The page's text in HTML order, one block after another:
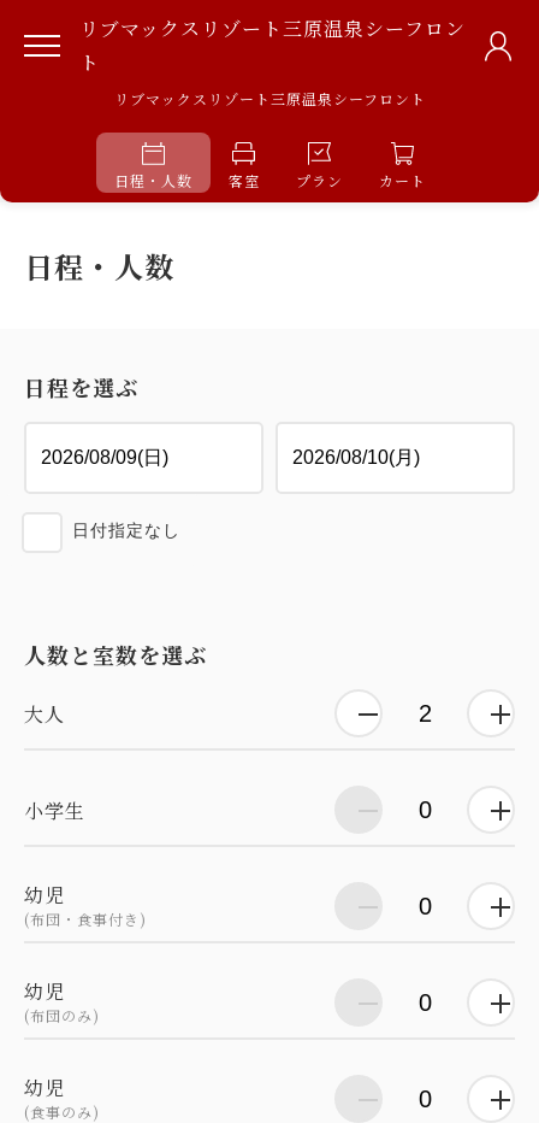
リブマックスリゾート三原温泉シーフロン
ト
リブマックスリゾート三原温泉シーフロント
日程・人数 客室 プラン カート
日程・人数
日程を選ぶ
日付指定なし
人数と室数を選ぶ
大人
小学生
幼児
(布団・食事付き)
幼児
(布団のみ)
幼児
(食事のみ)